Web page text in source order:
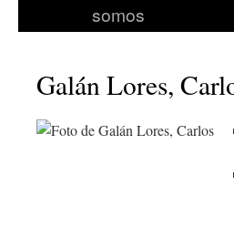
somos
Galán Lores,